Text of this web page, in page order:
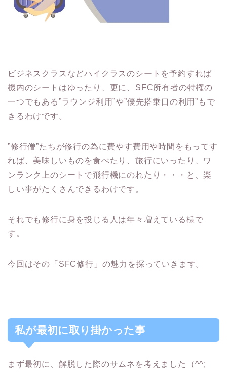
ビジネスクラスなどハイクラスのシートを予約すれば
機内のシートはゆったり、更に、SFC所有者の特権の
一つでもある”ラウンジ利用”や”優先搭乗口の利用”もで
きるわけです。
”修行僧”たちが修行の為に費やす費用や時間をもってす
れば、美味しいものを食べたり、旅行にいったり、ワ
ンランク上のシートで飛行機にのれたり・・・と、楽
しい事がたくさんできるわけです。
それでも修行に身を投じる人は年々増えている様で
す。
今回はその「SFC修行」の魅力を探っていきます。
私が最初に取り掛かった事
まず最初に、解脱した際のサムネを考えました（^^;